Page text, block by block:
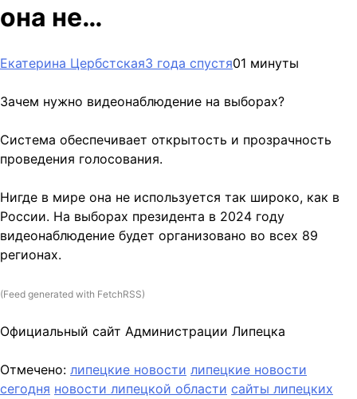
она не…
Екатерина Цербстская3 года спустя01 минуты
Зачем нужно видеонаблюдение на выборах?
Система обеспечивает открытость и прозрачность
проведения голосования.
Нигде в мире она не используется так широко, как в
России. На выборах президента в 2024 году
видеонаблюдение будет организовано во всех 89
регионах.
(Feed generated with FetchRSS)
Официальный сайт Администрации Липецка
Отмечено: липецкие новости липецкие новости
сегодня новости липецкой области сайты липецких